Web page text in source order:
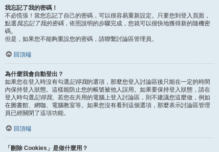
我忘記了我的密碼！
不必慌張！當您忘記了自己的密碼，可以很容易重新設定。只要您到登入頁面，
點選我忘記了我的密碼，依照說明的步驟完成，您就可以很快地獲得新的隨機密
碼。
但是，如果您不能夠重設您的密碼，請聯繫討論區管理員。
回頂端
為什麼我會自動登出？
如果您在登入時沒有勾選記得我的選項，那麼您登入討論區後只能在一定的時間
內保持登入狀態。這樣能防止您的帳號被他人誤用。如果要保持登入狀態，請在
登入時勾選記得我。若您在共用的電腦上登入討論區，則不建議您這麼做，例如
在圖書館、網咖、電腦教室等。如果您沒有看到這個選項，那麼表示討論區管理
員已經關閉了這項功能。
回頂端
「刪除 Cookies」是做什麼用？